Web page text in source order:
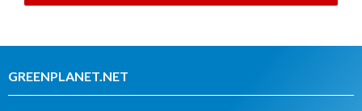
GREENPLANET.NET